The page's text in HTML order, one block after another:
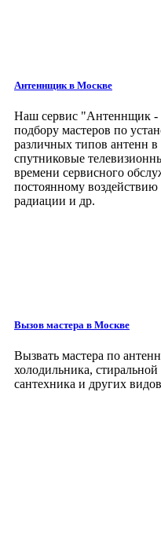
Антеннщик в Москве
Наш сервис "Антеннщик -
подбору мастеров по
различных типов антенн
спутниковые
времени сервисного
постоянному воздействию
радиации и др.
Вызов мастера в Москве
Вызвать мастера по
холодильника,
сантехника и других